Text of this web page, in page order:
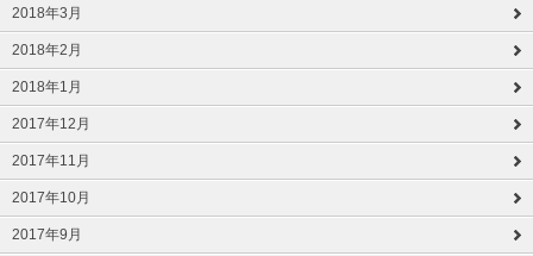
2018年3月
2018年2月
2018年1月
2017年12月
2017年11月
2017年10月
2017年9月